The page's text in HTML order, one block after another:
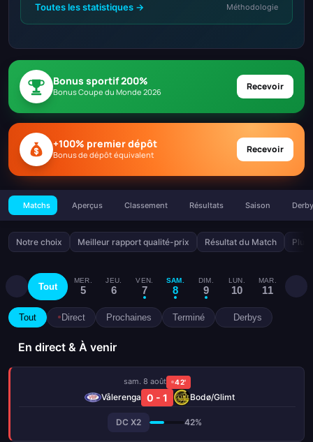
Toutes les statistiques →
Méthodologie
Bonus sportif 200%
Bonus Coupe du Monde 2026 Recevoir
+100% premier dépôt
Bonus de dépôt équivalent Recevoir
Matchs Aperçus Classement Résultats Saison
Notre choix Meilleur rapport qualité-prix Résultat du Match Plus
Tout
MER.
5
JEU.
6
VEN.
7
SAM.
8
DIM.
9
LUN.
10
MAR.
11
MER.
Tout Direct Prochaines Terminé Derbys
En direct & À venir
sam. 8 août 42'
Vålerenga 0 - 1 Bodø/Glimt
DC X2 42%